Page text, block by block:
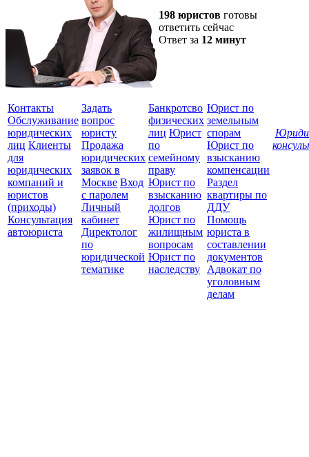
198 юристов готовы
ответить сейчас
Ответ за 12 минут
Контакты
Обслуживание
юридических
лиц Клиенты
для
юридических
компаний и
юристов
(приходы)
Консультация
автоюриста
Задать
вопрос
юристу
Продажа
юридических
заявок в
Москве Вход
с паролем
Личный
кабинет
Директолог
по
юридической
тематике
Банкротсво
физических
лиц Юрист
по
семейному
праву
Юрист по
взысканию
долгов
Юрист по
жилищным
вопросам
Юрист по
наследству
Юрист по
земельным
спорам
Юрист по
взысканию
компенсации
Раздел
квартиры по
ДДУ
Помощь
юриста в
составлении
документов
Адвокат по
уголовным
делам